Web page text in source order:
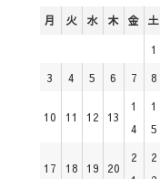
月 火 水 木 金 土
1
3
4 5 6 7 8
10 11 12 13
1
4
1
5
17 18 19 20
2
2